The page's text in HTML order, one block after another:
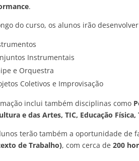
.
do curso, os alunos irão
Instrumentais
e Orquestra
Coletivos e Improvisação
inclui também disciplinas como
e das Artes, TIC, Educação
terão também a oportunidade de
de Trabalho), com cerca de200